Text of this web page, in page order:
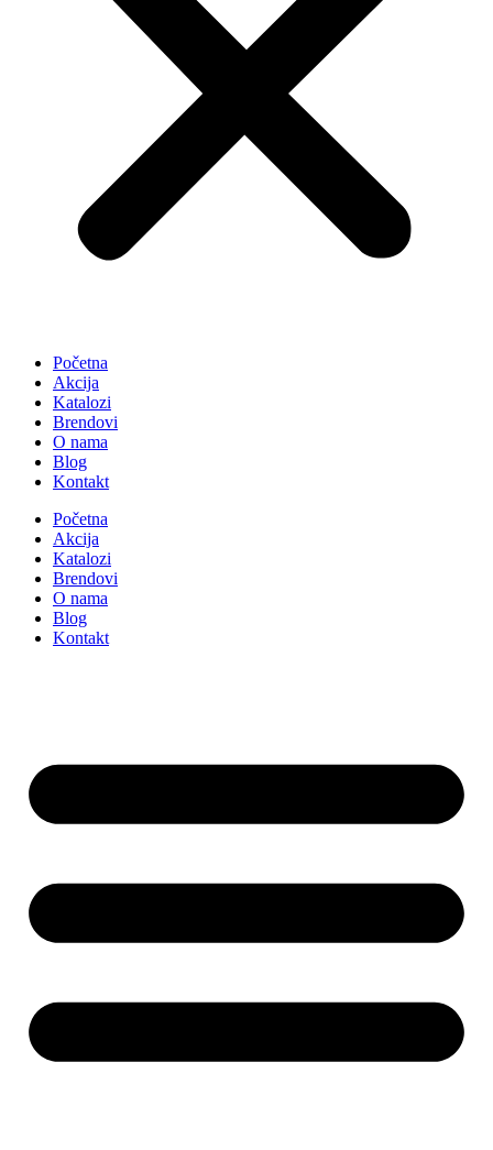
Početna
Akcija
Katalozi
Brendovi
O nama
Blog
Kontakt
Početna
Akcija
Katalozi
Brendovi
O nama
Blog
Kontakt